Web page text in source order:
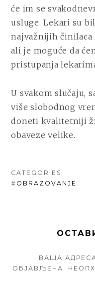
će im se
usluge. Lekari su
najvažnijih činilaca
ali je moguće da
pristupanja
U svakom slučaju,
više slobodnog
doneti kvalitetniji
obaveze velike.
CATEGORIES
# OBRAZOVANJE
ВАША
ОБЈАВЉЕНА.